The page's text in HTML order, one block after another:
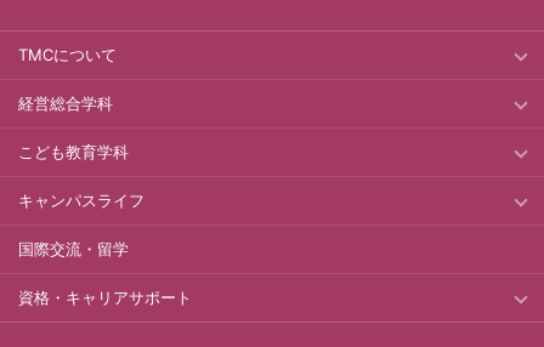
TMCについて
経営総合学科
こども教育学科
キャンパスライフ
国際交流・留学
資格・キャリアサポート